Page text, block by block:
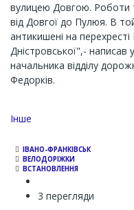
вулицею Довгою. Роботи
від Довгої до Пулюя. В
антикишені на
Дністровської",- написав
начальника відділу
Федорків.
Інше
ІВАНО-ФРАНКІВСЬК
ВЕЛОДОРІЖКИ
ВСТАНОВЛЕННЯ
3 перегляди